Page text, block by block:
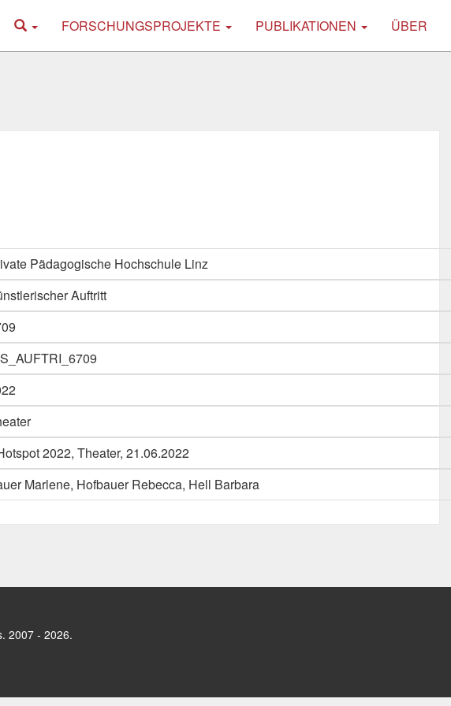
FORSCHUNGSPROJEKTE PUBLIKATIONEN ÜBER
Pädagogische Hochschule Linz
Auftritt
2022, Theater, 21.06.2022
Marlene, Hofbauer Rebecca, Hell Barbara
. 2007 - 2026.